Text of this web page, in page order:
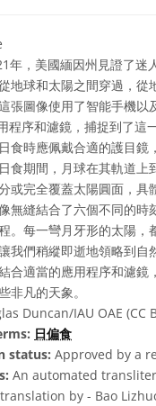
年，美國緬因州見證了迷
地球和太陽之間穿過，從
張圖像使用了智能手機以
程序和濾鏡，捕捉到了這
食時應佩戴合適的護目鏡
食期間，月球在其軌道上
或完全覆蓋太陽圓面，具
無縫結合了六個不同的時
。每一彎月牙形的太陽，
我們稍縱即逝地領略到自
合適當的應用程序和濾鏡
非凡的天象。
Duncan/IAU OAE (CC
日偏食
status: Approved by a
An automated
by - Bao